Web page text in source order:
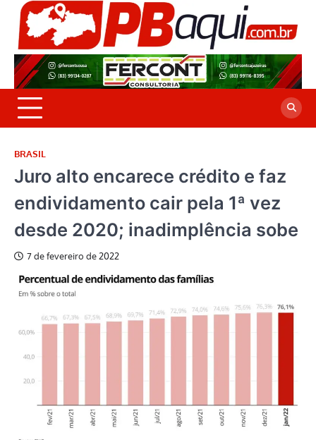
Skip
content
BRASIL
Juro alto encarece crédito e faz
endividamento cair pela 1ª vez
desde 2020; inadimplência sobe
7 de fevereiro de 2022